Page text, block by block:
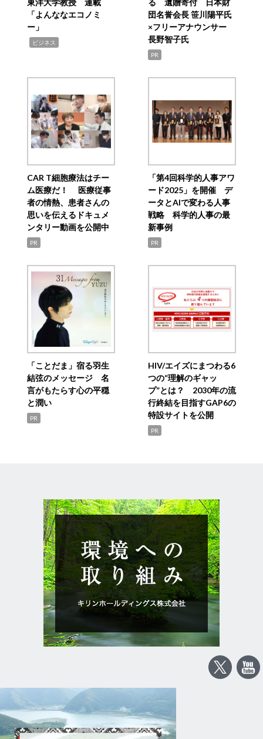
東洋大学教授 連載
「よんななエコノミ
ー」
ビジネス
る 遺贈寄付 日本財
団名誉会長 笹川陽平氏
×フリーアナウンサー
長野智子氏
PR
CAR T細胞療法はチー
ム医療だ！ 医療従事
者の情熱、患者さんの
思いを伝えるドキュメ
ンタリー動画を公開中
PR
「第4回科学的人事アワ
ード2025」を開催 デ
ータとAIで変わる人事
戦略 科学的人事の最
新事例
PR
「ことだま」宿る羽生
結弦のメッセージ 名
言がもたらす心の平穏
と潤い
PR
HIV/エイズにまつわる6
つの“理解のギャッ
プ”とは？ 2030年の流
行終結を目指すGAP6の
特設サイトを公開
PR